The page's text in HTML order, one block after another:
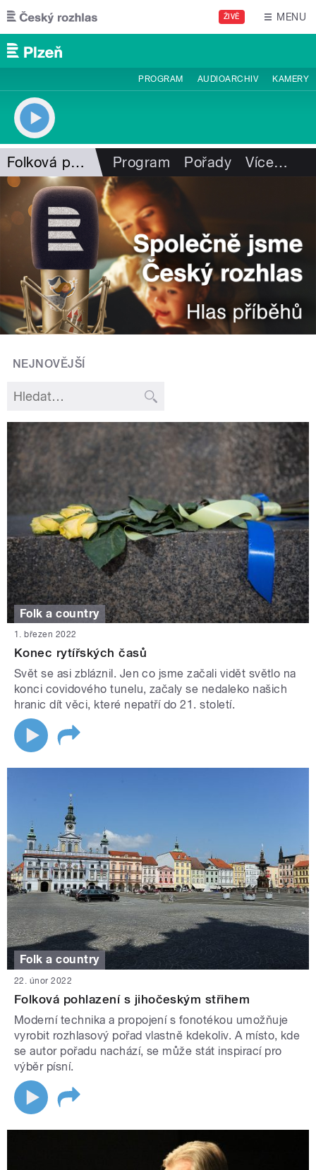
Přejít k hlavnímu obsahu
ŽIVĚ MENU
PROGRAM AUDIOARCHIV KAMERY
Folková pohlazení Program Pořady Více…
NEJNOVĚJŠÍ
Folk a country
1. březen 2022
Konec rytířských časů
Svět se asi zbláznil. Jen co jsme začali vidět světlo na
konci covidového tunelu, začaly se nedaleko našich
hranic dít věci, které nepatří do 21. století.
Folk a country
22. únor 2022
Folková pohlazení s jihočeským střihem
Moderní technika a propojení s fonotékou umožňuje
vyrobit rozhlasový pořad vlastně kdekoliv. A místo, kde
se autor pořadu nachází, se může stát inspirací pro
výběr písní.